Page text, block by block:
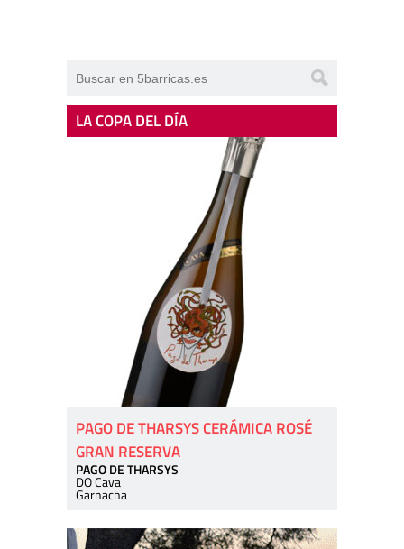
LA COPA DEL DÍA
PAGO DE THARSYS CERÁMICA ROSÉ
GRAN RESERVA
PAGO DE THARSYS
DO Cava
Garnacha